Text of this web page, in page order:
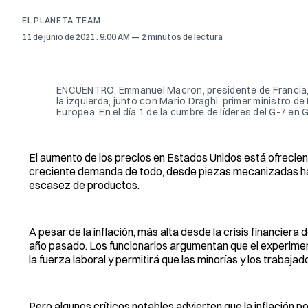
EL PLANETA TEAM
11 de junio de 2021 . 9:00 AM 2 minutos de lectura
ENCUENTRO. Emmanuel Macron, presidente de
la izquierda; junto con Mario Draghi, primer ministro
Europea. En el día 1 de la cumbre de líderes del G-7 en
El aumento de los precios en Estados Unidos está
creciente demanda de todo, desde piezas mecanizadas
escasez de productos.
A pesar de la inflación, más alta desde la crisis financiera
año pasado. Los funcionarios argumentan que el
la fuerza laboral y permitirá que las minorías y los